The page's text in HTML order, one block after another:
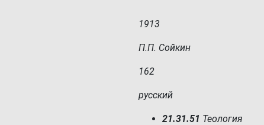
1913
П.П. Сойкин
162
русский
21.31.51 Теология